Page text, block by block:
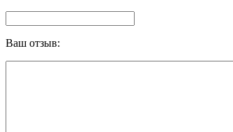
Ваш отзыв: